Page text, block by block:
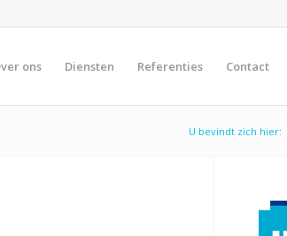
ons Diensten Referenties Contact
U bevindt zich hier: